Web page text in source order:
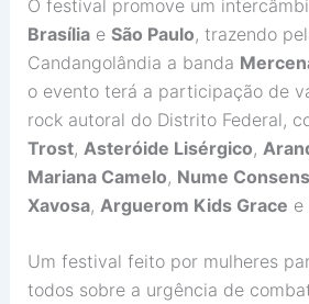
O festival promove um
Brasíliae São Paulo, trazendo
Candangolândia a banda
o evento terá a participação de
rock autoral do Distrito Federal,
Trost, Asteróide Lisérgico,
Mariana Camelo, Nume
Xavosa, Arguerom Kids Grace e
Um festival feito por mulheres
todos sobre a urgência de